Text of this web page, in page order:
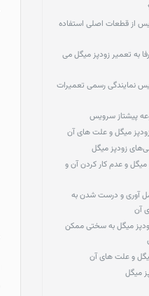
از قطعات اصلی استفاده
به تعمیر زودپز میگل می
نمایندگی رسمی تعمیرات
پیشتاز سرویس
زودپز میگل و علت های آن
زودپز میگل
و عدم کار کردن آن و
آوری و درست شدن به
آن
میگل به سختی ممکن
و علت های آن
میگل